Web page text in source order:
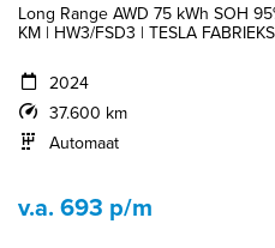
Long Range AWD 75 kWh SOH
KM | HW3/FSD3 | TESLA
2024
37.600 km
Automaat
v.a. 693 p/m